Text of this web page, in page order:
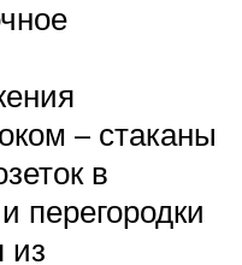
– стаканы
в
перегородки
из